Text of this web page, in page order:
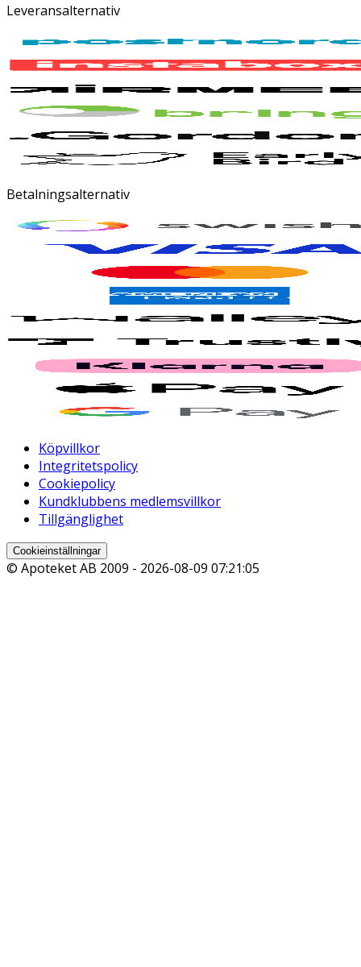
Leveransalternativ
Betalningsalternativ
Köpvillkor
Integritetspolicy
Cookiepolicy
Kundklubbens medlemsvillkor
Tillgänglighet
Cookieinställningar
© Apoteket AB 2009 - 2026-08-09 07:21:05